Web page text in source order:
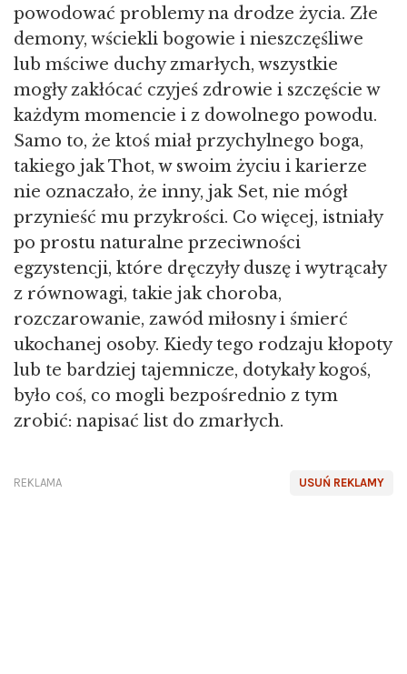
powodować problemy na drodze życia. Złe
demony, wściekli bogowie i nieszczęśliwe
lub mściwe duchy zmarłych, wszystkie
mogły zakłócać czyjeś zdrowie i szczęście w
każdym momencie i z dowolnego powodu.
Samo to, że ktoś miał przychylnego boga,
takiego jak Thot, w swoim życiu i karierze
nie oznaczało, że inny, jak Set, nie mógł
przynieść mu przykrości. Co więcej, istniały
po prostu naturalne przeciwności
egzystencji, które dręczyły duszę i wytrącały
z równowagi, takie jak choroba,
rozczarowanie, zawód miłosny i śmierć
ukochanej osoby. Kiedy tego rodzaju kłopoty
lub te bardziej tajemnicze, dotykały kogoś,
było coś, co mogli bezpośrednio z tym
zrobić: napisać list do zmarłych.
USUŃ REKLAMY
REKLAMA